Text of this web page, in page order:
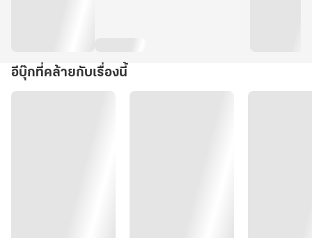
.อีบุ๊กที่คล้ายกับเรื่องนี้